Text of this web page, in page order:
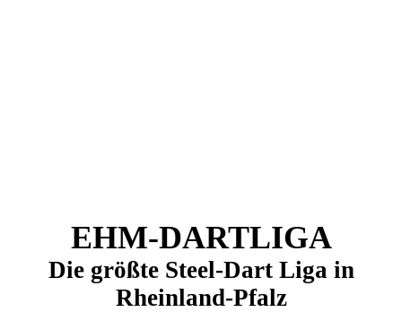
EHM-DARTLIGA
Die größte Steel-Dart Liga in
Rheinland-Pfalz